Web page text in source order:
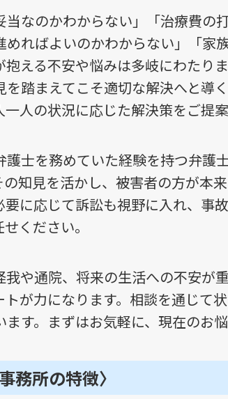
当なのかわからない」「治療費
ればよいのかわからない」「家
える不安や悩みは多岐にわたり
踏まえてこそ適切な解決へと導
人の状況に応じた解決策をご提案
士を務めていた経験を持つ弁護
知見を活かし、被害者の方が本
に応じて訴訟も視野に入れ、事
ください。
や通院、将来の生活への不安が
が力になります。相談を通じて
す。まずはお気軽に、現在のお
務所の特徴〉